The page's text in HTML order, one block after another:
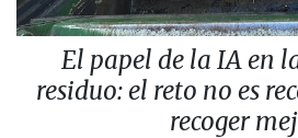
El papel de la IA en
residuo: el reto no es
recoger